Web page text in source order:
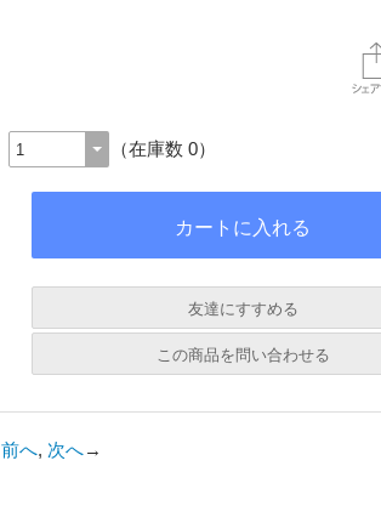
（在庫数 0）
友達にすすめる
必須
この商品を問い合わせる
前へ, 次へ→